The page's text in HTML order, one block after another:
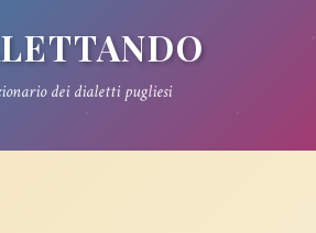
dei dialetti pugliesi